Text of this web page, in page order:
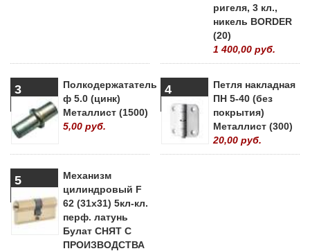
ригеля, 3 кл.,
никель BORDER
(20)
1 400,00 руб.
3
Полкодержататель
ф 5.0 (цинк)
Металлист (1500)
5,00 руб.
4
Петля накладная
ПН 5-40 (без
покрытия)
Металлист (300)
20,00 руб.
5
Механизм
цилиндровый F
62 (31х31) 5кл-кл.
перф. латунь
Булат СНЯТ С
ПРОИЗВОДСТВА